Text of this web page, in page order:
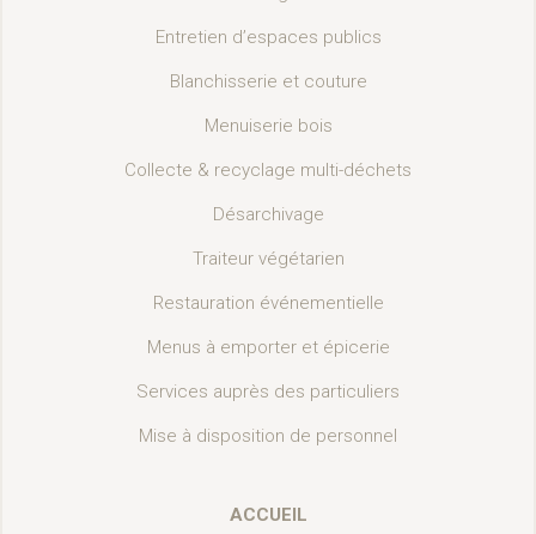
Entretien d’espaces publics
Blanchisserie et couture
Menuiserie bois
Collecte & recyclage multi-déchets
Désarchivage
Traiteur végétarien
Restauration événementielle
Menus à emporter et épicerie
Services auprès des particuliers
Mise à disposition de personnel
ACCUEIL